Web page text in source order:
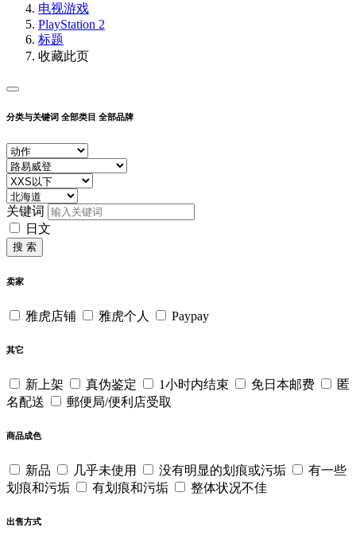
电视游戏
PlayStation 2
标题
收藏此页
分类与关键词 全部类目 全部品牌
关键词
日文
搜 索
卖家
雅虎店铺 雅虎个人 Paypay
其它
新上架 真伪鉴定 1小时内结束 免日本邮费
匿
名配送
郵便局/便利店受取
商品成色
新品 几乎未使用 没有明显的划痕或污垢
有一些
划痕和污垢
有划痕和污垢 整体状况不佳
出售方式